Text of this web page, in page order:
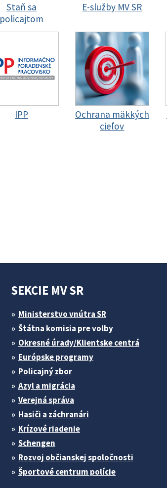
Staň sa
policajtom
E-služby MV SR
IPP
Ochrana mäkkých
cieľov
SEKCIE MV SR
Ministerstvo vnútra SR
Štátna komisia pre volby
Okresné úrady/Klientske centrá
Európske programy
Policajný zbor
Azyl a migrácia
Verejná správa
Hasiči a záchranári
Krízové riadenie
Schengen
Rozvoj občianskej spoločnosti
Športové centrum polície